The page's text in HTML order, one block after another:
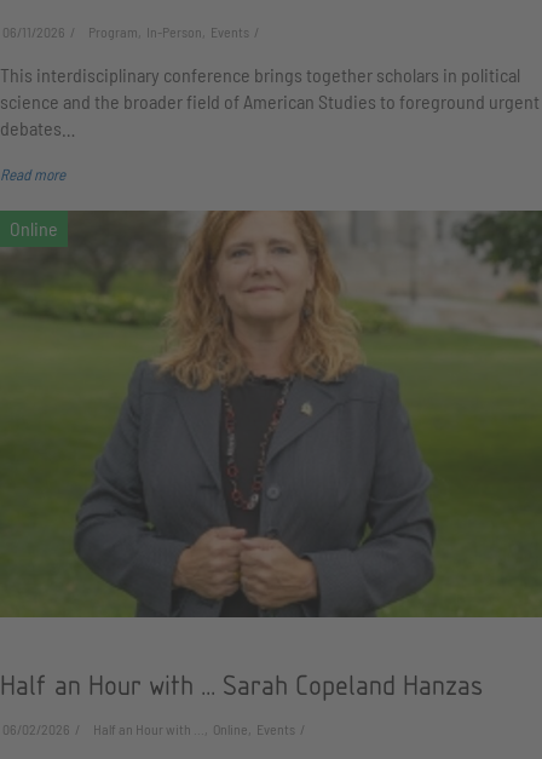
06/11/2026 Program, In-Person, Events
This interdisciplinary conference brings together scholars in political
science and the broader field of American Studies to foreground urgent
debates…
Read more
Half an Hour with ... Sarah Copeland Hanzas
06/02/2026 Half an Hour with ..., Online, Events